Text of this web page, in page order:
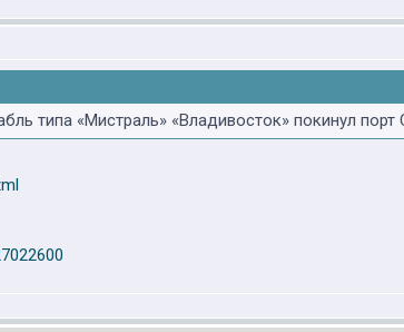
типа «Мистраль» «Владивосток» покинул порт